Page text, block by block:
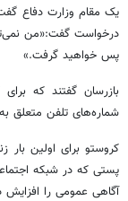
یک مقام وزارت دفاع
درخواست گفت:«من
پس خواهید گرفت.»
بازرسان گفتند که
شماره‌های تلفن متعلق
کروستو برای اولین
پستی که در شبکه
آگاهی عمومی را